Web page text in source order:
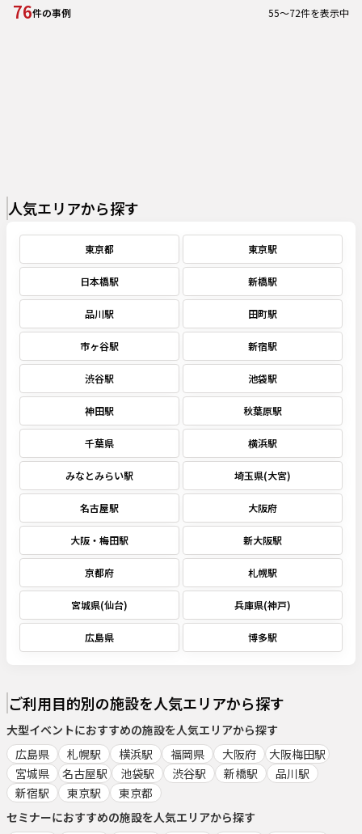
76件の事例 55～72件を表示中
人気エリアから探す
東京都 東京駅
日本橋駅 新橋駅
品川駅 田町駅
市ヶ谷駅 新宿駅
渋谷駅 池袋駅
神田駅 秋葉原駅
千葉県 横浜駅
みなとみらい駅 埼玉県(大宮)
名古屋駅 大阪府
大阪・梅田駅 新大阪駅
京都府 札幌駅
宮城県(仙台) 兵庫県(神戸)
広島県 博多駅
ご利用目的別の施設を人気エリアから探す
大型イベントにおすすめの施設を人気エリアから探す
広島県
札幌駅 横浜駅 福岡県 大阪府
大阪梅田駅
宮城県
名古屋駅 池袋駅 渋谷駅 新橋駅
品川駅
新宿駅
東京駅
東京都
セミナーにおすすめの施設を人気エリアから探す